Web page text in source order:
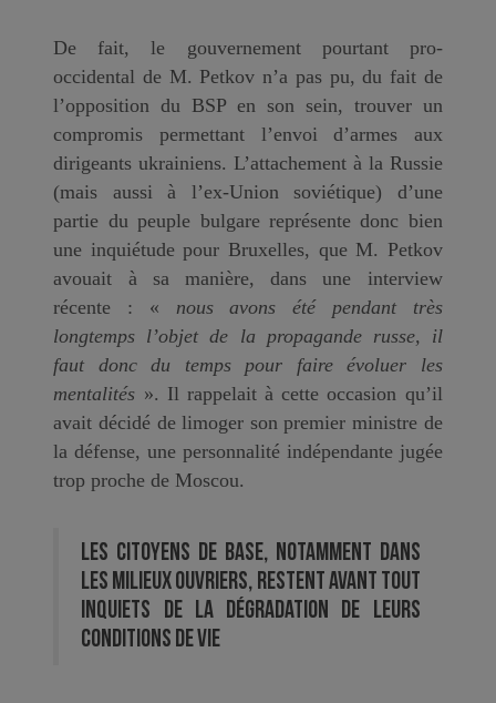
De fait, le gouvernement pourtant pro-
occidental de M. Petkov n’a pas pu, du fait de
l’opposition du BSP en son sein, trouver un
compromis permettant l’envoi d’armes aux
dirigeants ukrainiens. L’attachement à la Russie
(mais aussi à l’ex-Union soviétique) d’une
partie du peuple bulgare représente donc bien
une inquiétude pour Bruxelles, que M. Petkov
avouait à sa manière, dans une interview
récente : « nous avons été pendant très
longtemps l’objet de la propagande russe, il
faut donc du temps pour faire évoluer les
mentalités ». Il rappelait à cette occasion qu’il
avait décidé de limoger son premier ministre de
la défense, une personnalité indépendante jugée
trop proche de Moscou.
Les citoyens de base, notamment dans
les milieux ouvriers, restent avant tout
inquiets de la dégradation de leurs
conditions de vie